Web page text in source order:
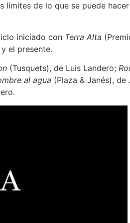
de lo que se puede
iniciado con Terra Alta
el presente.
(Tusquets), de Luis Landero;
al agua (Plaza & Janés), de